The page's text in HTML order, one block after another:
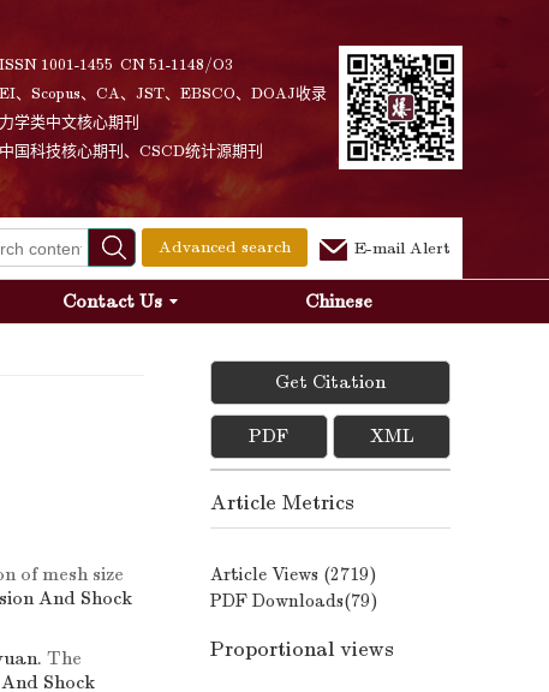
ISSN 1001-1455 CN 51-1148/O3
EI、Scopus、CA、JST、EBSCO、DOAJ收录
力学类中文核心期刊
中国科技核心期刊、CSCD统计源期刊
Advanced search E-mail Alert
Contact Us Chinese
of mesh size
And Shock
The
Shock
Get Citation
PDF XML
Article Metrics
Article Views (2719)
PDF Downloads(79)
Proportional views